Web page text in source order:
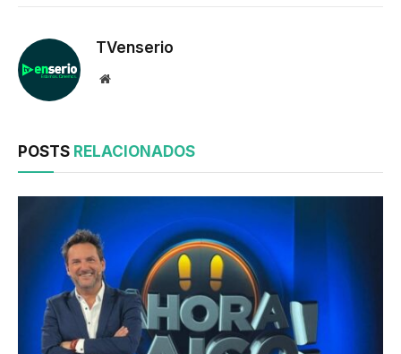
TVenserio
Website
POSTS RELACIONADOS